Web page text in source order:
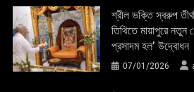
শ্রীল ভক্তি স্বরুপ
তিথিতে মায়াপুরে নতুন
প্রসাদম হল’ উদ্বোধন
07/01/2026